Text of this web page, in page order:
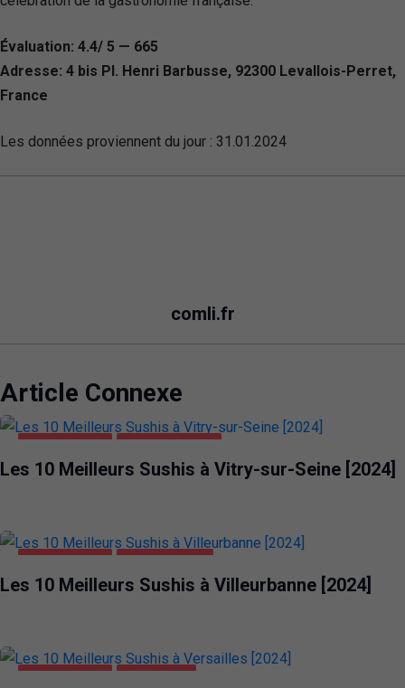
Évaluation: 4.4/ 5 — 665
Adresse: 4 bis Pl. Henri Barbusse, 92300 Levallois-Perret,
France
Les données proviennent du jour : 31.01.2024
comli.fr
Article Connexe
ALIMENTATION VITRY-SUR-SEINE
Les 10 Meilleurs Sushis à Vitry-sur-Seine [2024]
ALIMENTATION VILLEURBANNE
Les 10 Meilleurs Sushis à Villeurbanne [2024]
ALIMENTATION VERSAILLES